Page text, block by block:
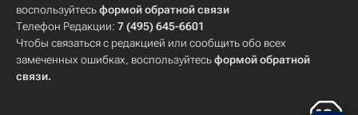
воспользуйтесьформой обратной связи
Телефон Редакции: 7 (495) 645-6601
Чтобы связаться с редакцией или сообщить обо всех
замеченных ошибках, воспользуйтесьформой обратной
связи.